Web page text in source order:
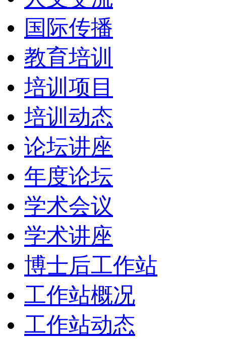
国际传播
教育培训
培训项目
培训动态
论坛讲座
年度论坛
学术会议
学术讲座
博士后工作站
工作站概况
工作站动态